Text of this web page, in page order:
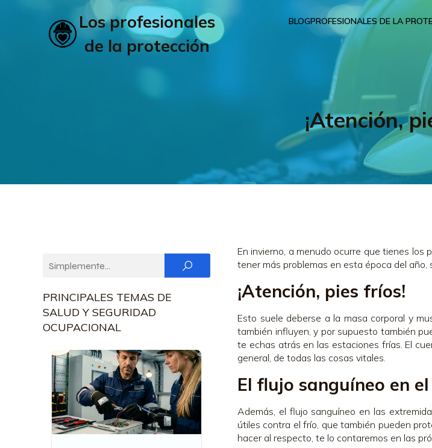
Los profesionales
de la protección
BLOGPROFESIONALES DE LA
¡Atención,
PRINCIPALES TEMAS DE
SALUD Y SEGURIDAD
OCUPACIONAL
En invierno, a menudo ocurre que tienes los
tener más problemas en esta época del
¡Atención, pies fríos!
Esto suele deberse a la masa corporal y
también influyen, y por supuesto también
te echas atrás en las estaciones frías. El
general, de todas las cosas vitales.
El flujo sanguíneo en
Además, el flujo sanguíneo en las
útiles contra el frío, que también pueden
hacer al respecto, te lo contaremos en las